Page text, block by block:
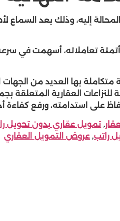
إليه، وذلك بعد السماع
تعاملاته، أسهمت في
بها العديد من الجهات
للنزاعات العقارية المتعلقة
على استدامته، ورفع كفاءة
, تمويل عقاري بدون تحويل
راتب, عروض التمويل العقاري